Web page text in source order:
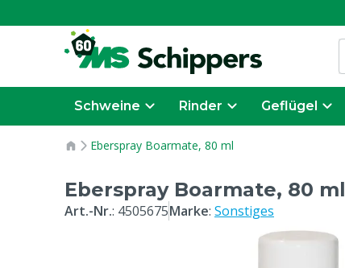
Schweine Rinder Geflügel
Eberspray Boarmate, 80 ml
Eberspray Boarmate, 80 ml
Art.-Nr.: 4505675Marke: Sonstiges